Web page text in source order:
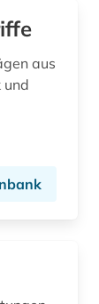
aus
und